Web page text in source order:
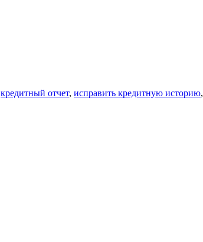
кредитный отчет, исправить кредитную историю,